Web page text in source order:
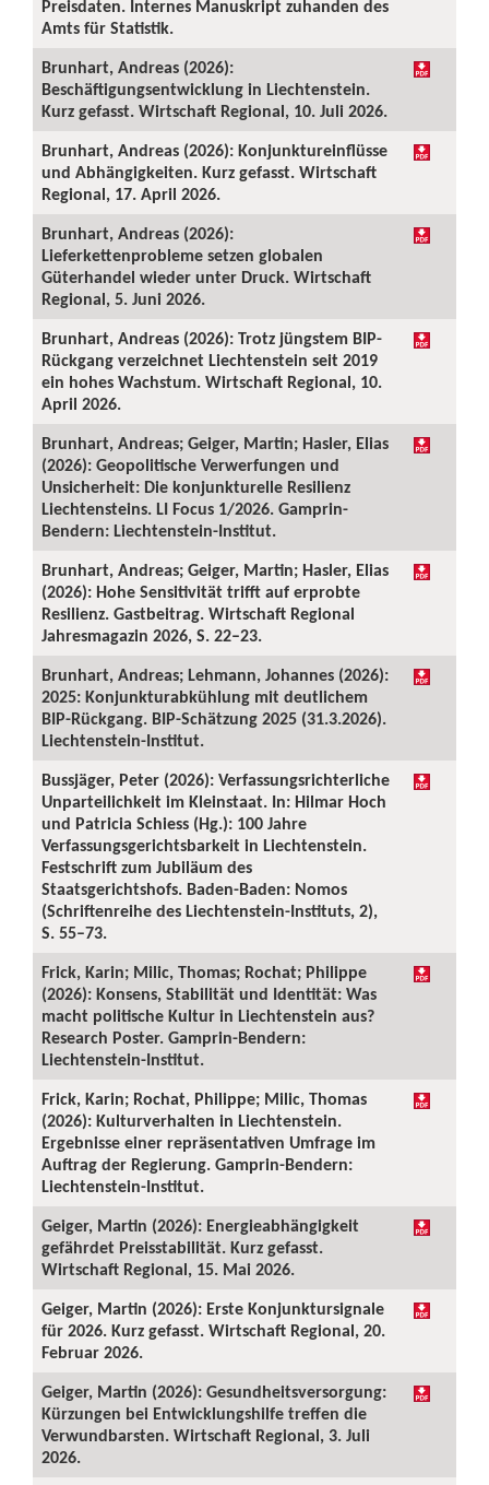
Preisdaten. Internes Manuskript zuhanden des
Amts für Statistik.
Brunhart, Andreas (2026):
Beschäftigungsentwicklung in Liechtenstein.
Kurz gefasst. Wirtschaft Regional, 10. Juli 2026.
Brunhart, Andreas (2026): Konjunktureinflüsse
und Abhängigkeiten. Kurz gefasst. Wirtschaft
Regional, 17. April 2026.
Brunhart, Andreas (2026):
Lieferkettenprobleme setzen globalen
Güterhandel wieder unter Druck. Wirtschaft
Regional, 5. Juni 2026.
Brunhart, Andreas (2026): Trotz jüngstem BIP-
Rückgang verzeichnet Liechtenstein seit 2019
ein hohes Wachstum. Wirtschaft Regional, 10.
April 2026.
Brunhart, Andreas; Geiger, Martin; Hasler, Elias
(2026): Geopolitische Verwerfungen und
Unsicherheit: Die konjunkturelle Resilienz
Liechtensteins. LI Focus 1/2026. Gamprin-
Bendern: Liechtenstein-Institut.
Brunhart, Andreas; Geiger, Martin; Hasler, Elias
(2026): Hohe Sensitivität trifft auf erprobte
Resilienz. Gastbeitrag. Wirtschaft Regional
Jahresmagazin 2026, S. 22–23.
Brunhart, Andreas; Lehmann, Johannes (2026):
2025: Konjunkturabkühlung mit deutlichem
BIP-Rückgang. BIP-Schätzung 2025 (31.3.2026).
Liechtenstein-Institut.
Bussjäger, Peter (2026): Verfassungsrichterliche
Unparteilichkeit im Kleinstaat. In: Hilmar Hoch
und Patricia Schiess (Hg.): 100 Jahre
Verfassungsgerichtsbarkeit in Liechtenstein.
Festschrift zum Jubiläum des
Staatsgerichtshofs. Baden-Baden: Nomos
(Schriftenreihe des Liechtenstein-Instituts, 2),
S. 55–73.
Frick, Karin; Milic, Thomas; Rochat; Philippe
(2026): Konsens, Stabilität und Identität: Was
macht politische Kultur in Liechtenstein aus?
Research Poster. Gamprin-Bendern:
Liechtenstein-Institut.
Frick, Karin; Rochat, Philippe; Milic, Thomas
(2026): Kulturverhalten in Liechtenstein.
Ergebnisse einer repräsentativen Umfrage im
Auftrag der Regierung. Gamprin-Bendern:
Liechtenstein-Institut.
Geiger, Martin (2026): Energieabhängigkeit
gefährdet Preisstabilität. Kurz gefasst.
Wirtschaft Regional, 15. Mai 2026.
Geiger, Martin (2026): Erste Konjunktursignale
für 2026. Kurz gefasst. Wirtschaft Regional, 20.
Februar 2026.
Geiger, Martin (2026): Gesundheitsversorgung:
Kürzungen bei Entwicklungshilfe treffen die
Verwundbarsten. Wirtschaft Regional, 3. Juli
2026.